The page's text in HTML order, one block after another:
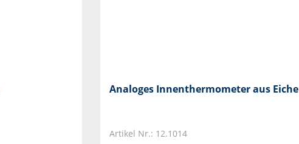
Analoges Innenthermometer aus Eiche
Artikel Nr.: 12.1014